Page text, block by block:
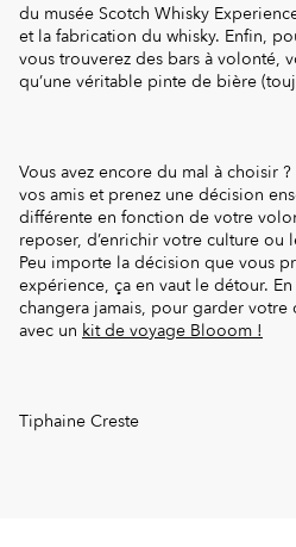
du musée Scotch Whisky
et la fabrication du whisky. Enfin,
vous trouverez des bars à volonté,
qu’une véritable pinte de bière
Vous avez encore du mal à choisir
vos amis et prenez une décision
différente en fonction de votre
reposer, d’enrichir votre culture ou
Peu importe la décision que vous
expérience, ça en vaut le détour.
changera jamais, pour garder
avec un kit de voyage Blooom !
Tiphaine Creste